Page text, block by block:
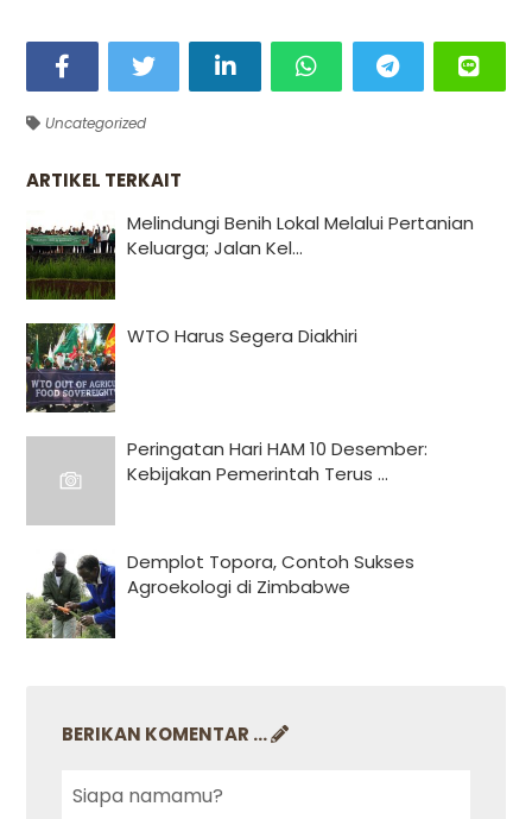
Uncategorized
ARTIKEL TERKAIT
Melindungi Benih Lokal Melalui Pertanian
Keluarga; Jalan Kel...
WTO Harus Segera Diakhiri
Peringatan Hari HAM 10 Desember:
Kebijakan Pemerintah Terus ...
Demplot Topora, Contoh Sukses
Agroekologi di Zimbabwe
BERIKAN KOMENTAR ...